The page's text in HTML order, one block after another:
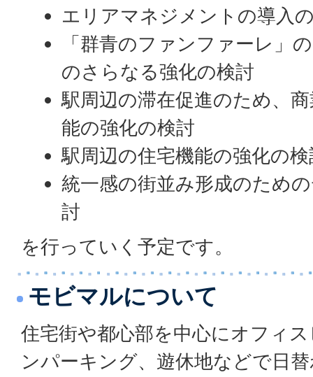
エリアマネジメントの導入
「群青のファンファーレ」
のさらなる強化の検討
駅周辺の滞在促進のため、
能の強化の検討
駅周辺の住宅機能の強化の
統一感の街並み形成のため
討
を行っていく予定です。
モビマルについて
住宅街や都心部を中心にオフィ
ンパーキング、遊休地などで日